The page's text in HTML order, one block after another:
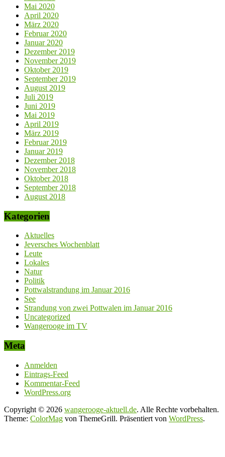
Mai 2020
April 2020
März 2020
Februar 2020
Januar 2020
Dezember 2019
November 2019
Oktober 2019
September 2019
August 2019
Juli 2019
Juni 2019
Mai 2019
April 2019
März 2019
Februar 2019
Januar 2019
Dezember 2018
November 2018
Oktober 2018
September 2018
August 2018
Kategorien
Aktuelles
Jeversches Wochenblatt
Leute
Lokales
Natur
Politik
Pottwalstrandung im Januar 2016
See
Strandung von zwei Pottwalen im Januar 2016
Uncategorized
Wangerooge im TV
Meta
Anmelden
Eintrags-Feed
Kommentar-Feed
WordPress.org
Copyright © 2026 wangerooge-aktuell.de. Alle Rechte vorbehalten.
Theme: ColorMag von ThemeGrill. Präsentiert von WordPress.